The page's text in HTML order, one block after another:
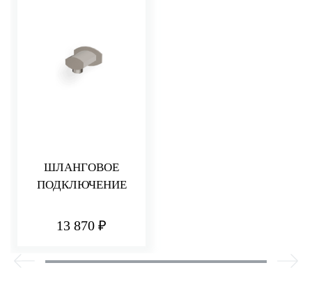
ШЛАНГОВОЕ
ПОДКЛЮЧЕНИЕ
13 870 ₽